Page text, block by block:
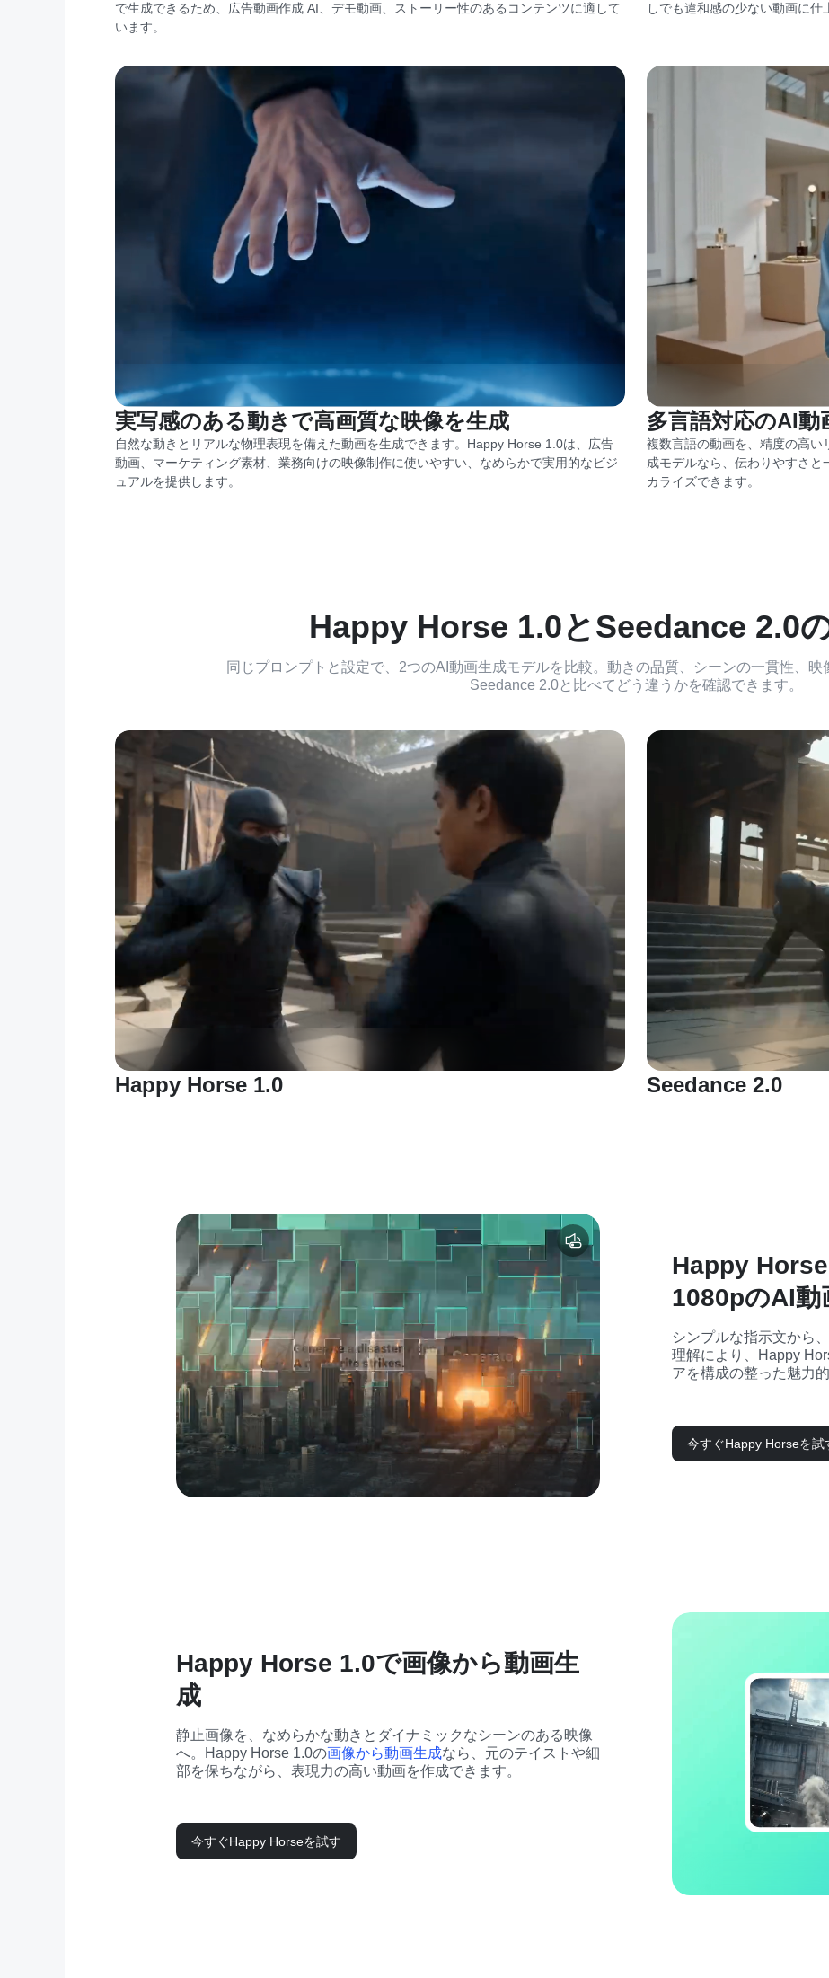
で生成できるため、広告動画作成 AI、デモ動画、ストーリー性のあるコンテンツに適して
います。
しでも違和感の少ない動画に仕
実写感のある動きで高画質な映像を生成
自然な動きとリアルな物理表現を備えた動画を生成できます。Happy Horse 1.0は、広告
動画、マーケティング素材、業務向けの映像制作に使いやすい、なめらかで実用的なビジ
ュアルを提供します。
多言語対応のAI動
複数言語の動画を、精度の高
成モデルなら、伝わりやすさ
カライズできます。
Happy Horse 1.0とSeedance 2.0
同じプロンプトと設定で、2つのAI動画生成モデルを比較。動きの品質、シーンの一貫性、
Seedance 2.0と比べてどう違うかを確認できます。
Happy Horse 1.0 Seedance 2.0
Happy
1080pのAI動
シンプルな指示文から
理解により、Happy
アを構成の整った魅力
今すぐHappy Horseを試
Happy Horse 1.0で画像から動画生
成
静止画像を、なめらかな動きとダイナミックなシーンのある映像
へ。Happy Horse 1.0の画像から動画生成なら、元のテイストや細
部を保ちながら、表現力の高い動画を作成できます。
今すぐHappy Horseを試す